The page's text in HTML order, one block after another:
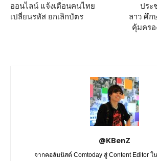
ออนไลน์ แจ้งเตือนคนไทย
เปลี่ยนรหัส ยกเลิกบัตร
ประ
ลาว ศึก
คุ้มครอ
@KBenZ
จากคอลัมนิสต์ Comtoday สู่ Content Editor ใ